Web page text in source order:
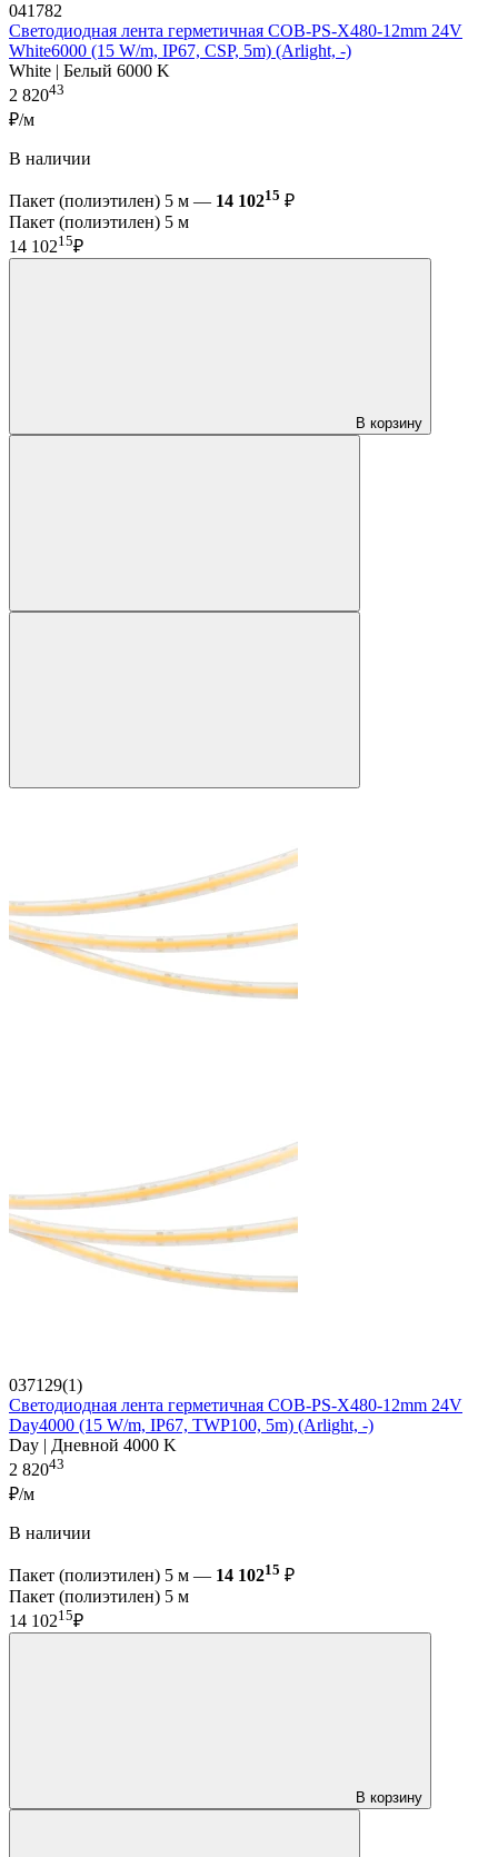
041782
Светодиодная лента герметичная COB-PS-X480-12mm 24V
White6000 (15 W/m, IP67, CSP, 5m) (Arlight, -)
White | Белый 6000 K
2 82043
₽/м
В наличии
Пакет (полиэтилен) 5 м — 14 10215 ₽
Пакет (полиэтилен) 5 м
14 10215₽
В корзину
037129(1)
Светодиодная лента герметичная COB-PS-X480-12mm 24V
Day4000 (15 W/m, IP67, TWP100, 5m) (Arlight, -)
Day | Дневной 4000 K
2 82043
₽/м
В наличии
Пакет (полиэтилен) 5 м — 14 10215 ₽
Пакет (полиэтилен) 5 м
14 10215₽
В корзину